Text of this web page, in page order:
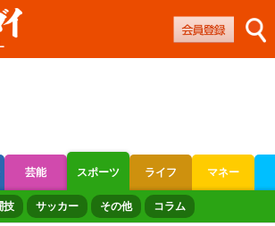
芸能 スポーツ ライフ マネー
オートレース
技 サッカー その他 コラム